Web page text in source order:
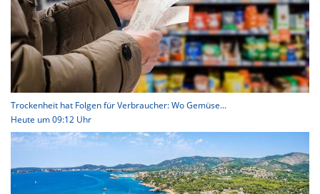
Trockenheit hat Folgen für Verbraucher: Wo Gemüse...
Heute um 09:12 Uhr